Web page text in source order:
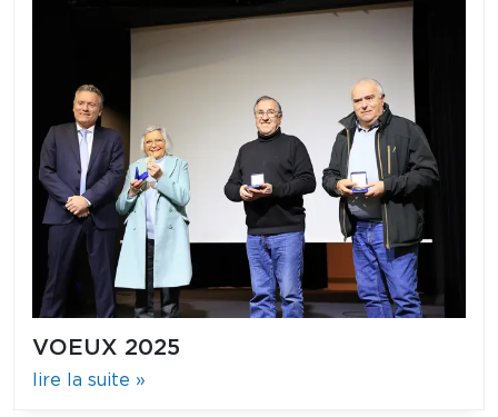
VOEUX 2025
lire la suite »